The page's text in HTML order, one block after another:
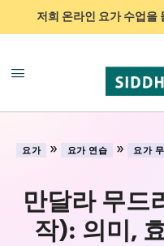
저희 온라인 요가 수업을
요가 » 요가 연습 » 요가
만달라 무드
작): 의미,